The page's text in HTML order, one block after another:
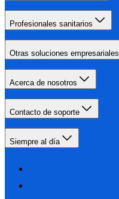
Profesionales sanitarios
Otras soluciones empresariales
Acerca de nosotros
Contacto de soporte
Siempre al día